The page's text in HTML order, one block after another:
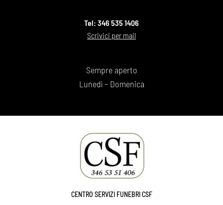
Tel: 346 535 1406
Scrivici per mail
Sempre aperto
Lunedì – Domenica
CENTRO SERVIZI FUNEBRI CSF